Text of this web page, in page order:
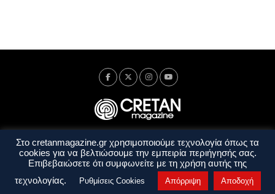
Ταυτότητα Πολιτική Απορρήτου
Όροι Χρήσης
Όροι και Προϋποθέσεις
Στο cretanmagazine.gr χρησιμοποιούμε τεχνολογία όπως τα
cookies για να βελτιώσουμε την εμπειρία περιήγησής σας.
Επιβεβαιώσετε ότι συμφωνείτε με τη χρήση αυτής της
τεχνολογίας.
Ρυθμίσεις Cookies Απόρριψη Αποδοχή